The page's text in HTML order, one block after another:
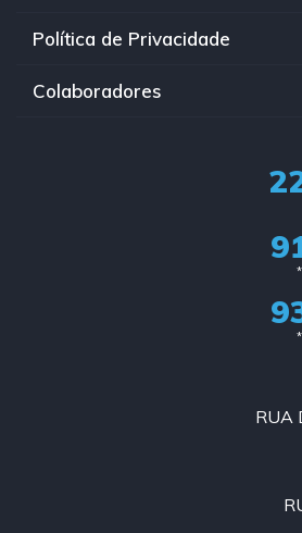
Política de Privacidade
Colaboradores
RUA